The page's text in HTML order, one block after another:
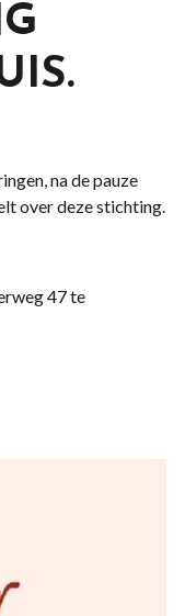
na de pauze
over deze stichting.
47 te